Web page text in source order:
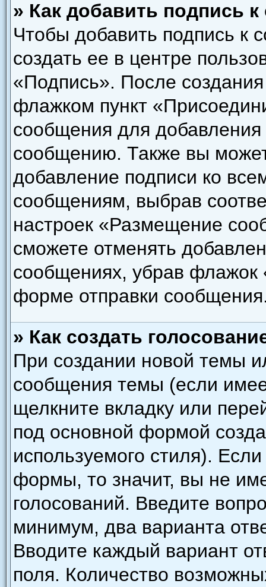
» Как добавить подпись
Чтобы добавить подпись
создать ее в центре
«Подпись». После
флажком пункт
сообщения для
сообщению. Также вы
добавление подписи ко
сообщениям, выбрав
настроек «Размещение
сможете отменять
сообщениях, убрав флажок
форме отправки
» Как создать
При создании новой темы
сообщения темы (если
щелкните вкладку или
под основной формой
используемого стиля).
формы, то значит, вы не
голосований. Введите
минимум, два варианта
Вводите каждый вариант
поля. Количество